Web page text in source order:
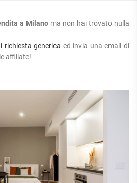
a Milano ma non hai trovato nulla
richiesta generica ed invia una email di
affiliate!